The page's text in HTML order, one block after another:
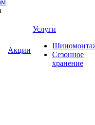
Акции
Услуги
Сезонное
хранение